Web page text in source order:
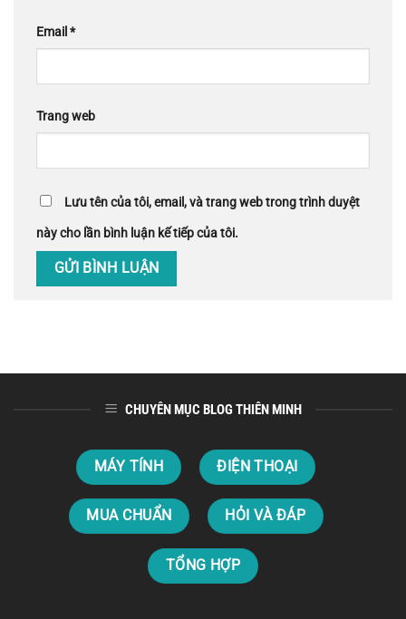
Email *
Trang web
Lưu tên của tôi, email, và trang web trong trình duyệt
này cho lần bình luận kế tiếp của tôi.
CHUYÊN MỤC BLOG THIÊN MINH
MÁY TÍNH ĐIỆN THOẠI
MUA CHUẨN HỎI VÀ ĐÁP
TỔNG HỢP